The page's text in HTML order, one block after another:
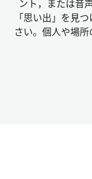
ント，または音
「思い出」を見
さい。個人や場